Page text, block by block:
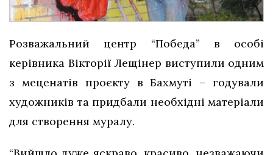
Розважальний центр “Победа” в особі
керівника Вікторії Лещінер виступили одним
з меценатів проєкту в Бахмуті – годували
художників та придбали необхідні матеріали
для створення муралу.